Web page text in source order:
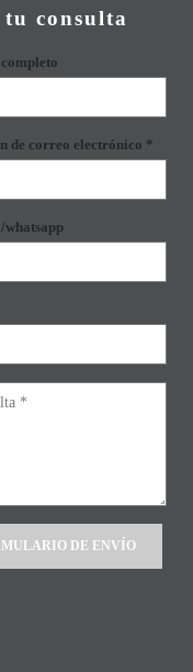
tu consulta
de correo electrónico *
whatsapp